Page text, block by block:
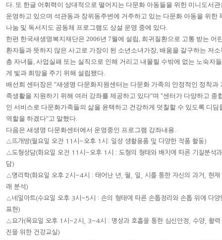
다. 또 한글 어휘력이 상대적으로 떨어지는 다문화 아동들을 위한 미니도서관
운영하고 있으며 석관동과 장위동주변에 거주하고 있는 다문화 아동을 위한
나눔 및 독서지도 공동체 프로그램도 상설 운영 중에 있다.
한편 한국새생명복지재단은 2006년 7월에 설립, 희귀질환으로 고통 받는 어
환자들과 뜻하지 않은 사고로 가장이 된 소년소녀가장, 배움을 갈구하는 저소
층 자녀들, 사업실패 또는 실직으로 인해 거리고 내몰릴 수밖에 없는 노숙자
게 빛과 희망을 주기 위해 설립됐다.
배선희 센터장은 "새생명 다문화지원센터는 다문화 가족의 안정적인 정착과
족생활을 지원하기 위해 여러 강좌를 제공하고 있다"며 "센터가 다양하고 종
인 서비스로 다문화가족들의 삶을 윤택하고 건강하게 덧칠할 수 있도록 디딤
역할을 하겠다"고 말했다.
다음은 새생명 다문화센터에서 운영중인 프로그램 강좌내용.
△뜨개방(월요일 오전 11시~오후 1시: 일상 생활용품 및 다양한 작품 활동)
△도형상담(화요일 오전 11시~오후 1시 : 도형의 형태와 배치에 따른 기질분석
담)
△명리학(화요일 오후 2시~4시 : 태어난 년, 월, 일, 시를 통한 자신의 과거, 현재
래 분석)
△네일아트(수요일 오후 3시~5시 : 손의 형태에 따른 손톱정리와 손톱 위에 다양
표현)
△요가(목요일 오후 1시~2시, 3~4시 : 명상과 호흡을 통한 심신안정, 수양, 활력
진을 위한 건강교실)